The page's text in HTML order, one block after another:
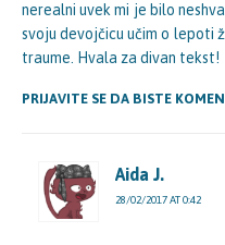
nerealni uvek mi je bilo
svoju devojčicu učim o lepoti
traume. Hvala za divan tekst!
PRIJAVITE SE DA BISTE
Aida J.
28/02/2017 AT 0:42